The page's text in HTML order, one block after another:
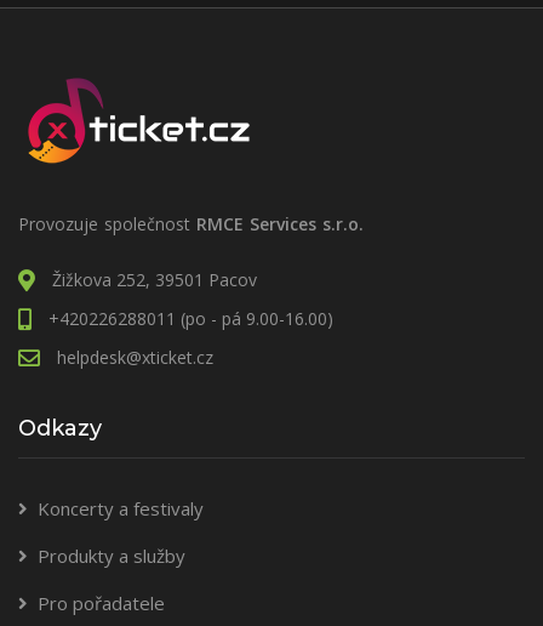
Provozuje společnost RMCE Services s.r.o.
Žižkova 252, 39501 Pacov
+420226288011 (po - pá 9.00-16.00)
helpdesk@xticket.cz
Odkazy
Koncerty a festivaly
Produkty a služby
Pro pořadatele